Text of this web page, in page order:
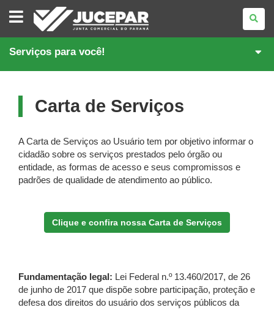
JUNTA
COMERCIAL
DO
PARANÁ
Serviços para você!
Carta de Serviços
A Carta de Serviços ao Usuário tem por objetivo informar o
cidadão sobre os serviços prestados pelo órgão ou
entidade, as formas de acesso e seus compromissos e
padrões de qualidade de atendimento ao público.
Clique e confira nossa Carta de Serviços
Fundamentação legal: Lei Federal n.º 13.460/2017, de 26
de junho de 2017 que dispõe sobre participação, proteção e
defesa dos direitos do usuário dos serviços públicos da